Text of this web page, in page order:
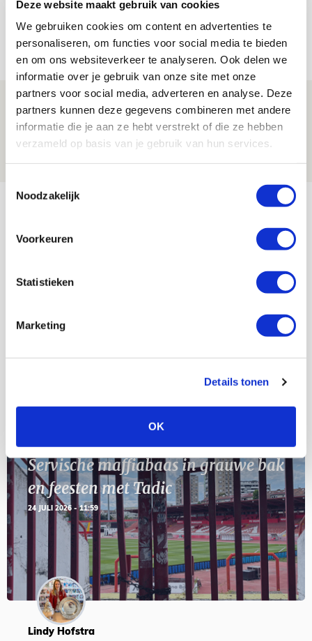
Deze website maakt gebruik van cookies
We gebruiken cookies om content en advertenties te
personaliseren, om functies voor social media te bieden
en om ons websiteverkeer te analyseren. Ook delen we
informatie over je gebruik van onze site met onze
partners voor social media, adverteren en analyse. Deze
partners kunnen deze gegevens combineren met andere
informatie die je aan ze hebt verstrekt of die ze hebben
verzameld op basis van je gebruik van hun services.
Noodzakelijk
Voorkeuren
Statistieken
Marketing
Details tonen
OK
voor mijn club is heel speciaal’
06 AUGUSTUS 2026 - 23:43
NIEUWS
Ajax zet Shelbourne eenvoudig opzij en
reist met vertrouwen naar Dublin
06 AUGUSTUS 2026 - 21:52
Bekijk meer
AUG
11
Servische maffiabaas in grauwe bak
en feesten met Tadic
24 JULI 2026 - 11:59
Lindy Hofstra